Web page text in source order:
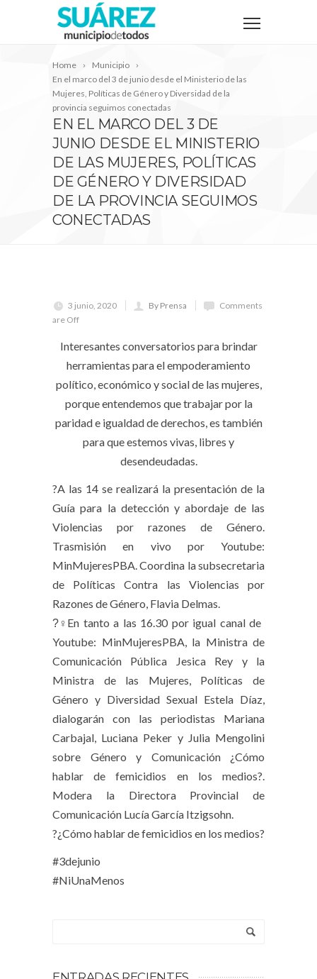
Home
Municipio
En el marco del 3 de junio desde el Ministerio de las
Mujeres, Políticas de Género y Diversidad de la
provincia seguimos conectadas
EN EL MARCO DEL 3 DE
JUNIO DESDE EL MINISTERIO
DE LAS MUJERES, POLÍTICAS
DE GÉNERO Y DIVERSIDAD
DE LA PROVINCIA SEGUIMOS
CONECTADAS
3 junio, 2020 By Prensa
Comments
are Off
Interesantes conversatorios para brindar
herramientas para el empoderamiento
político, económico y social de las mujeres,
porque entendemos que trabajar por la
paridad e igualdad de derechos, es también
para que estemos vivas, libres y
desendeudadas.
?A las 14 se realizará la presentación de la
Guía para la detección y abordaje de las
Violencias por razones de Género.
Trasmisión en vivo por Youtube:
MinMujeresPBA. Coordina la subsecretaria
de Políticas Contra las Violencias por
Razones de Género, Flavia Delmas.
?‍♀En tanto a las 16.30 por igual canal de
Youtube: MinMujeresPBA, la Ministra de
Comunicación Pública Jesica Rey y la
Ministra de las Mujeres, Políticas de
Género y Diversidad Sexual Estela Díaz,
dialogarán con las periodistas Mariana
Carbajal, Luciana Peker y Julia Mengolini
sobre Género y Comunicación ¿Cómo
hablar de femicidios en los medios?.
Modera la Directora Provincial de
Comunicación Lucía García Itzigsohn.
?¿Cómo hablar de femicidios en los medios?
#3dejunio
#NiUnaMenos